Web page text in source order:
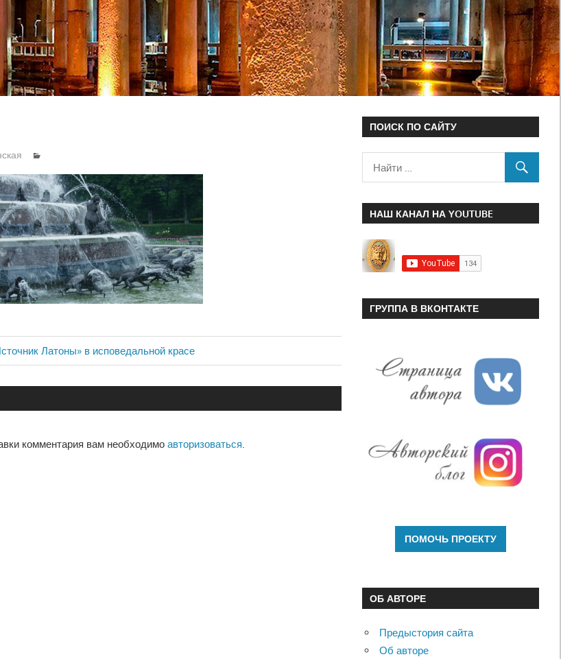
Латоны» в исповедальной красе
комментария вам необходимо авторизоваться.
ПОИСК ПО САЙТУ
НАШ КАНАЛ НА YOUTUBE
ГРУППА В ВКОНТАКТЕ
ОБ АВТОРЕ
Предыстория сайта
Об авторе